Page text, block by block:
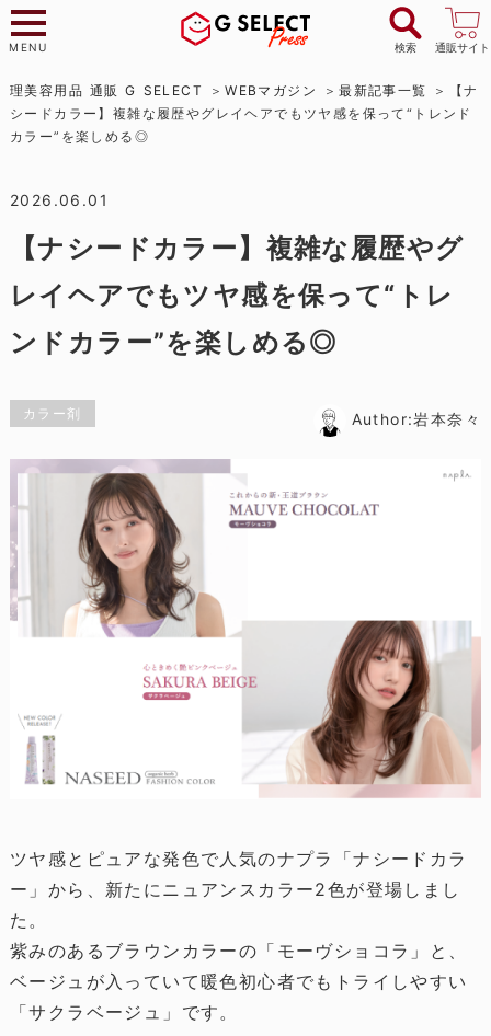
MENU 検索 通販サイト
理美容用品 通販 G SELECT WEBマガジン 最新記事一覧
【ナ
シードカラー】複雑な履歴やグレイヘアでもツヤ感を保って“トレンド
カラー”を楽しめる◎
2026.06.01
【ナシードカラー】複雑な履歴やグ
レイヘアでもツヤ感を保って“トレ
ンドカラー”を楽しめる◎
カラー剤 Author:岩本奈々
ツヤ感とピュアな発色で人気のナプラ「ナシードカラ
ー」から、新たにニュアンスカラー2色が登場しまし
た。
紫みのあるブラウンカラーの「モーヴショコラ」と、
ベージュが入っていて暖色初心者でもトライしやすい
「サクラベージュ」です。